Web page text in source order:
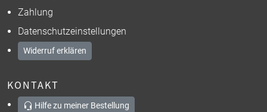
Zahlung
Datenschutzeinstellungen
Widerruf erklären
KONTAKT
Hilfe zu meiner Bestellung